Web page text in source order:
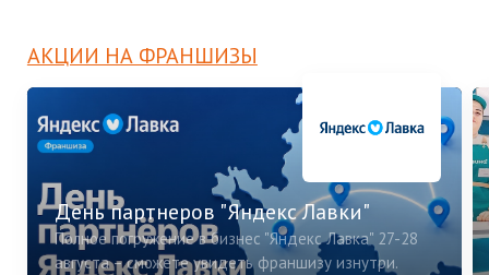
АКЦИИ НА ФРАНШИЗЫ
День партнеров "Яндекс Лавки"
Полное погружение в бизнес "Яндекс Лавка" 27-28
августа – сможете увидеть франшизу изнутри.